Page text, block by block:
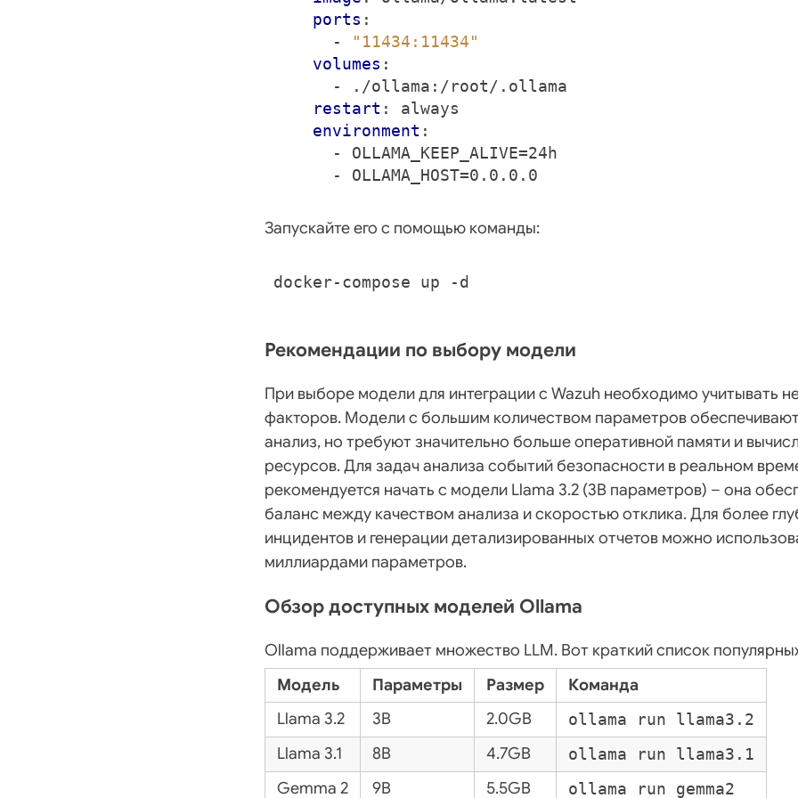
ports :
-
"11434:11434"
volumes :
-
./ollama:/root/.ollama
restart :
always
environment :
- OLLAMA_KEEP_ALIVE=24h
- OLLAMA_HOST=0.0.0.0
Запускайте его с помощью команды:
Рекомендации по выбору модели
При выборе модели для интеграции с Wazuh необходимо учитывать
факторов. Модели с большим количеством параметров
анализ, но требуют значительно больше оперативной памяти и
ресурсов. Для задач анализа событий безопасности в реальном
рекомендуется начать с модели Llama 3.2 (3B параметров) – она
баланс между качеством анализа и скоростью отклика. Для более
инцидентов и генерации детализированных отчетов можно
миллиардами параметров.
Обзор доступных моделей Ollama
Ollama поддерживает множество LLM. Вот краткий список
Модель
Параметры Размер
Команда
Llama 3.2
3B 2.0GB ollama run llama3.2
Llama 3.1 8B 4.7GB ollama run llama3.1
Gemma 2 9B 5.5GB ollama run gemma2